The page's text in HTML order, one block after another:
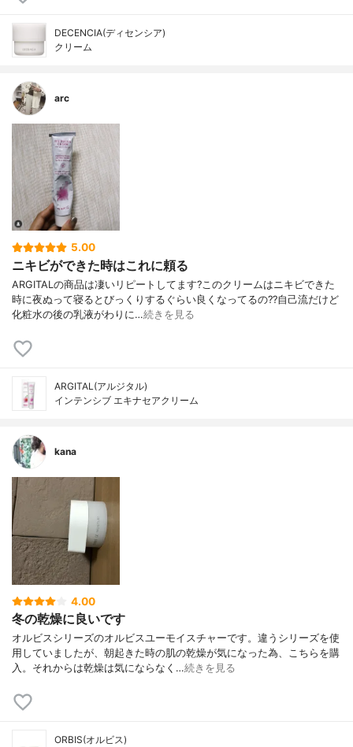
DECENCIA(ディセンシア)
クリーム
arc
5.00
ニキビができた時はこれに頼る
ARGITALの商品は凄いリピートしてます?このクリームはニキビできた
時に夜ぬって寝るとびっくりするぐらい良くなってるの??自己流だけど
化粧水の後の乳液がわりに…続きを見る
ARGITAL(アルジタル)
インテンシブ エキナセアクリーム
kana
4.00
冬の乾燥に良いです
オルビスシリーズのオルビスユーモイスチャーです。違うシリーズを使
用していましたが、朝起きた時の肌の乾燥が気になった為、こちらを購
入。それからは乾燥は気にならなく…続きを見る
ORBIS(オルビス)